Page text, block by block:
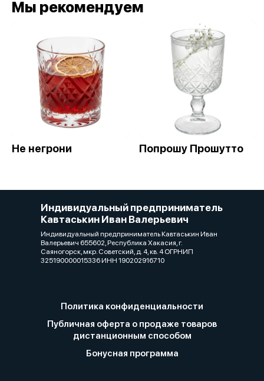
Мы рекомендуем
Не негрони Попрошу Прошутто
Индивидуальный предприниматель
Кавтаськин Иван Валерьевич
Индивидуальный предприниматель Кавтаськин Иван
Валерьевич 655602, Республика Хакасия, г.
Саяногорск, мкр. Советский, д. 4, кв. 4 ОГРНИП
325190000015336 ИНН 190202916710
Политика конфиденциальности
Публичная оферта о продаже товаров
дистанционным способом
Бонусная программа